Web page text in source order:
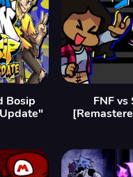
Bosip
FNF vs